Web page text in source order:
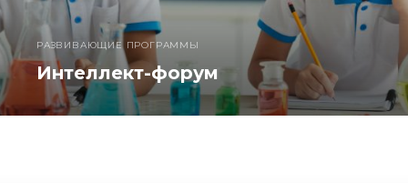
РАЗВИВАЮЩИЕ ПРОГРАММЫ
Интеллект-форум